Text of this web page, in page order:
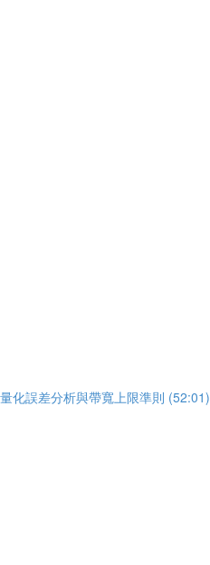
化誤差分析與帶寬上限準則 (52:01)